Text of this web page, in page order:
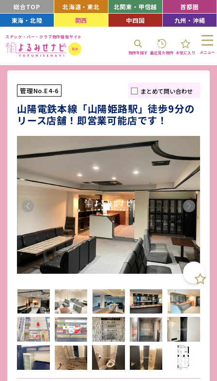
総合TOP 北海道・東北 北関東・甲信越
首都圏
東海・北陸
関西 中四国 九州・沖縄
スナック・バー・クラブ物件情報サイト
物件を探す 最近見た物件 お気に入り メニュー
管理No.E4-6 まとめて問い合わせ
山陽電鉄本線「山陽姫路駅」徒歩9分の
リース店舗！即営業可能店です！